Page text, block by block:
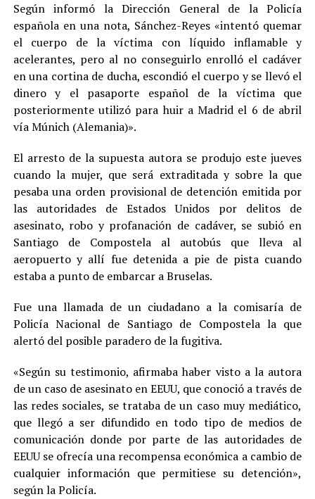
Según informó la Dirección General de la Policía
española en una nota, Sánchez-Reyes «intentó quemar
el cuerpo de la víctima con líquido inflamable y
acelerantes, pero al no conseguirlo enrolló el cadáver
en una cortina de ducha, escondió el cuerpo y se llevó el
dinero y el pasaporte español de la víctima que
posteriormente utilizó para huir a Madrid el 6 de abril
vía Múnich (Alemania)».
El arresto de la supuesta autora se produjo este jueves
cuando la mujer, que será extraditada y sobre la que
pesaba una orden provisional de detención emitida por
las autoridades de Estados Unidos por delitos de
asesinato, robo y profanación de cadáver, se subió en
Santiago de Compostela al autobús que lleva al
aeropuerto y allí fue detenida a pie de pista cuando
estaba a punto de embarcar a Bruselas.
Fue una llamada de un ciudadano a la comisaría de
Policía Nacional de Santiago de Compostela la que
alertó del posible paradero de la fugitiva.
«Según su testimonio, afirmaba haber visto a la autora
de un caso de asesinato en EEUU, que conoció a través de
las redes sociales, se trataba de un caso muy mediático,
que llegó a ser difundido en todo tipo de medios de
comunicación donde por parte de las autoridades de
EEUU se ofrecía una recompensa económica a cambio de
cualquier información que permitiese su detención»,
según la Policía.